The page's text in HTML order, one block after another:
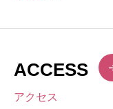
ACCESS
アクセス